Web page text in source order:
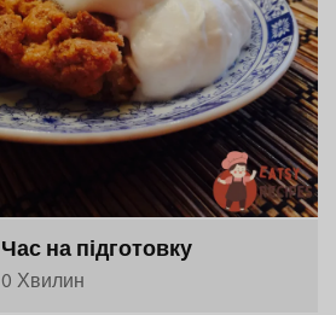
Час на підготовку
0 Хвилин